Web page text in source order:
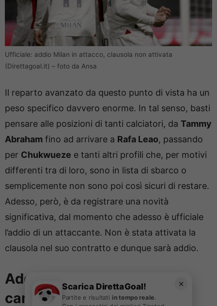
Ufficiale: addio Milan in attacco, clausola non attivata
(Direttagoal.it) – foto da Ansa
Il reparto avanzato da questo punto di vista ha un
peso specifico davvero enorme. In tal senso, basti
pensare alle posizioni di tanti calciatori, da Tammy
Abraham fino ad arrivare a Rafa Leao, passando
per Chukwueze e tanti altri profili che, per motivi
differenti tra di loro, sono in lista di sbarco o
semplicemente non sono poi così sicuri di restare.
Adesso, però, è da registrare una novità
significativa, dal momento che adesso è ufficiale
l’addio di un attaccante. Non è stata attivata la
clausola nel suo contratto e dunque sarà addio.
Addio al Milan, l’attaccante
cambia ufficialmente
✕
Scarica DirettaGoal!
Partite e risultati in tempo reale.